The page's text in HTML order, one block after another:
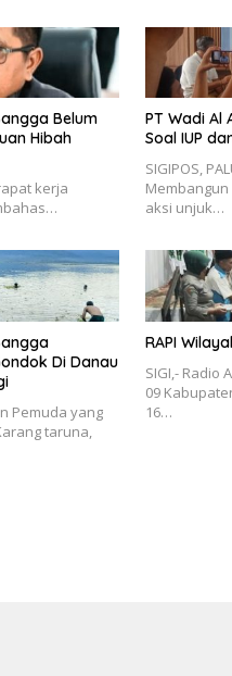
Belum
Hibah
kerja
PT Wadi Al
Soal IUP
SIGIPOS,
aksi unjuk…
Di Danau
Pemuda yang
taruna,
RAPI
SIGI,- Radio
09
16…